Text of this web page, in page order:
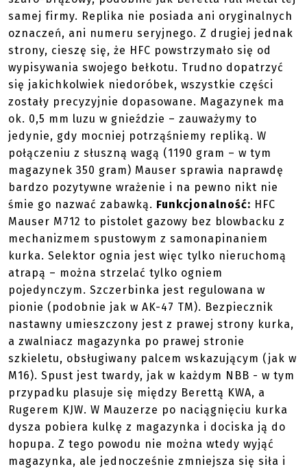
samej firmy. Replika nie posiada ani oryginalnych
oznaczeń, ani numeru seryjnego. Z drugiej jednak
strony, cieszę się, że HFC powstrzymało się od
wypisywania swojego bełkotu. Trudno dopatrzyć
się jakichkolwiek niedoróbek, wszystkie części
zostały precyzyjnie dopasowane. Magazynek ma
ok. 0,5 mm luzu w gnieździe – zauważymy to
jedynie, gdy mocniej potrząśniemy repliką. W
połączeniu z słuszną wagą (1190 gram – w tym
magazynek 350 gram) Mauser sprawia naprawdę
bardzo pozytywne wrażenie i na pewno nikt nie
śmie go nazwać zabawką. Funkcjonalność: HFC
Mauser M712 to pistolet gazowy bez blowbacku z
mechanizmem spustowym z samonapinaniem
kurka. Selektor ognia jest więc tylko nieruchomą
atrapą – można strzelać tylko ogniem
pojedynczym. Szczerbinka jest regulowana w
pionie (podobnie jak w AK-47 TM). Bezpiecznik
nastawny umieszczony jest z prawej strony kurka,
a zwalniacz magazynka po prawej stronie
szkieletu, obsługiwany palcem wskazującym (jak w
M16). Spust jest twardy, jak w każdym NBB - w tym
przypadku plasuje się między Berettą KWA, a
Rugerem KJW. W Mauzerze po naciągnięciu kurka
dysza pobiera kulkę z magazynka i dociska ją do
hopupa. Z tego powodu nie można wtedy wyjąć
magazynka, ale jednocześnie zmniejsza się siła i